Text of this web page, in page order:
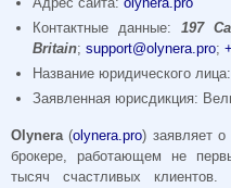
Контактные данные:197
Britain;support@olynera.pro;
Название юридического
Заявленная юрисдикция:
Olynera(olynera.pro) заявляет о
брокере, работающем не
тысяч счастливых клиентов.